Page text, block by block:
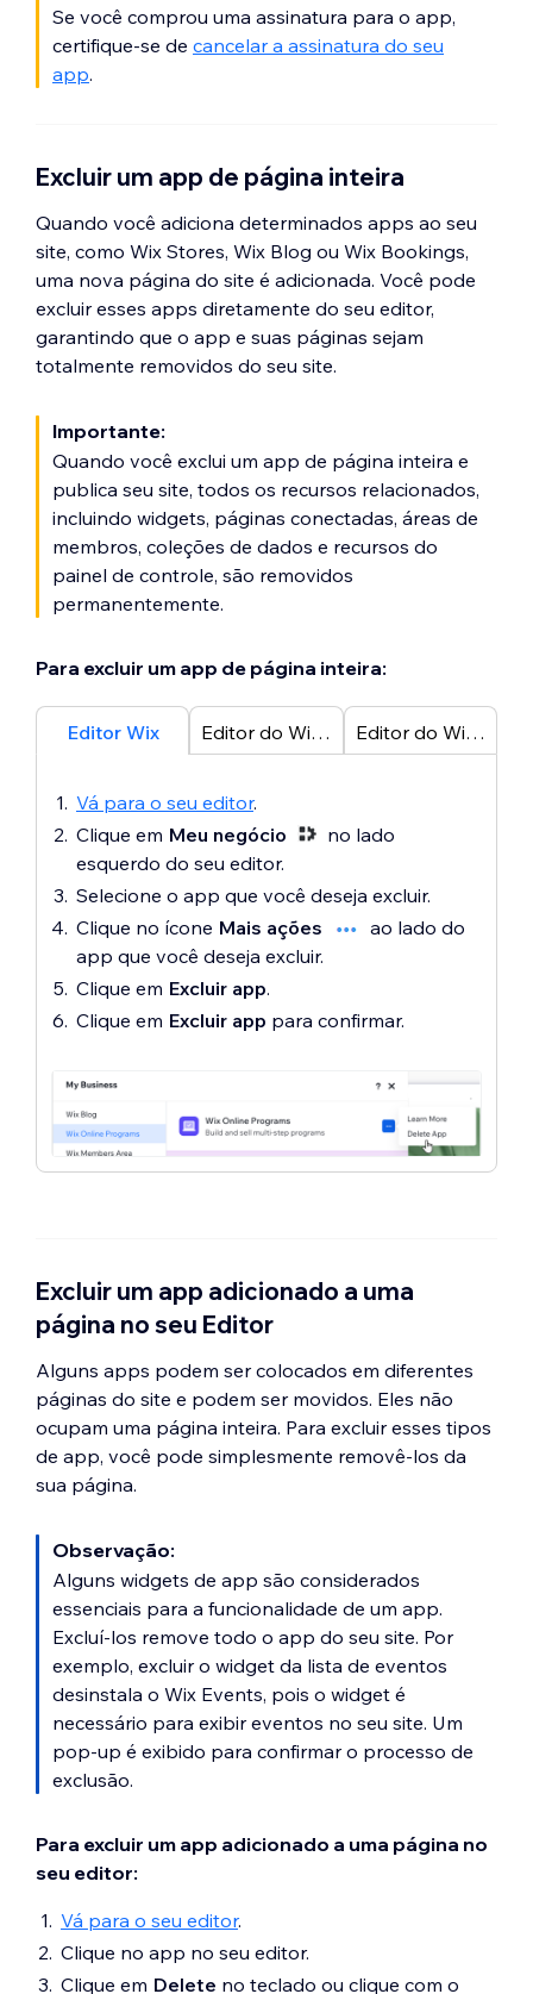
Se você comprou uma assinatura para o app,
certifique-se de cancelar a assinatura do seu
app.
Excluir um app de página inteira
Quando você adiciona determinados apps ao seu
site, como Wix Stores, Wix Blog ou Wix Bookings,
uma nova página do site é adicionada. Você pode
excluir esses apps diretamente do seu editor,
garantindo que o app e suas páginas sejam
totalmente removidos do seu site.
Importante:
Quando você exclui um app de página inteira e
publica seu site, todos os recursos relacionados,
incluindo widgets, páginas conectadas, áreas de
membros, coleções de dados e recursos do
painel de controle, são removidos
permanentemente.
Para excluir um app de página inteira:
Editor Wix Editor do Wix Studio Editor do Wix Harmony
Vá para o seu editor.
Clique em Meu negócio
no lado
esquerdo do seu editor.
Selecione o app que você deseja excluir.
Clique no ícone Mais ações
ao lado do
app que você deseja excluir.
Clique em Excluir app.
Clique em Excluir app para confirmar.
Excluir um app adicionado a uma
página no seu Editor
Alguns apps podem ser colocados em diferentes
páginas do site e podem ser movidos. Eles não
ocupam uma página inteira. Para excluir esses tipos
de app, você pode simplesmente removê-los da
sua página.
Observação:
Alguns widgets de app são considerados
essenciais para a funcionalidade de um app.
Excluí-los remove todo o app do seu site. Por
exemplo, excluir o widget da lista de eventos
desinstala o Wix Events, pois o widget é
necessário para exibir eventos no seu site. Um
pop-up é exibido para confirmar o processo de
exclusão.
Para excluir um app adicionado a uma página no
seu editor:
Vá para o seu editor.
Clique no app no seu editor.
Clique em Delete no teclado ou clique com o